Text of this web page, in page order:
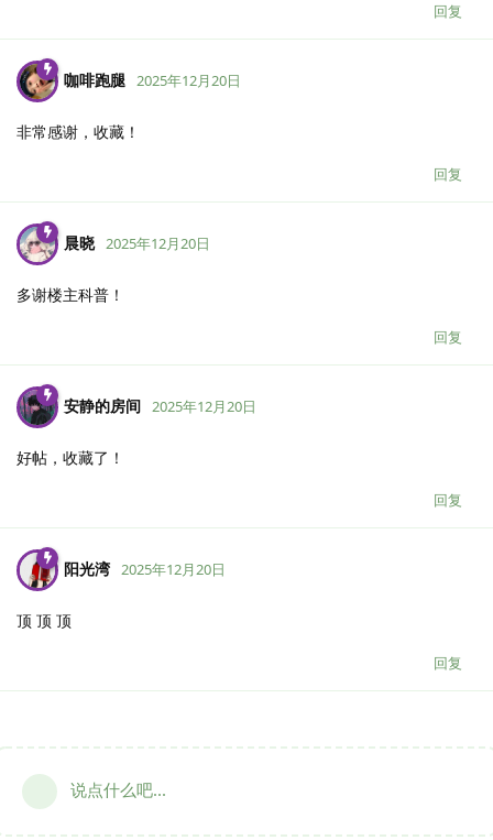
回复
咖啡跑腿 2025年12月20日
非常感谢，收藏！
回复
晨晓 2025年12月20日
多谢楼主科普！
回复
安静的房间 2025年12月20日
好帖，收藏了！
回复
阳光湾 2025年12月20日
顶 顶 顶
回复
说点什么吧...